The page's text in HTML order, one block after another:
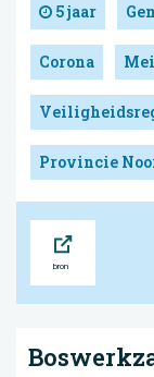
5 jaar
Corona
Provincie